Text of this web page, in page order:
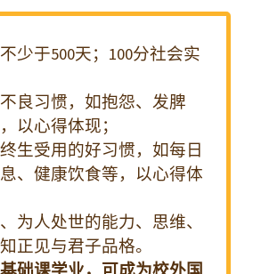
，是平静的大我。超然物
烟霞。这一程，不虚此
心安如海。——陕西科技大
无限的力量，总能让人忘
与怨恨，回到生命最初的
态，时时记得宇宙心无处
中医药大学 王倩
心中的这扇窗开启的那一
生就变得与原来不同了。
础课教学方式：
课、体验课、实践课。